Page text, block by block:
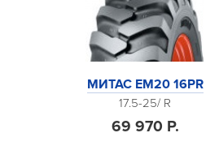
МИТАС EM20 16PR
17.5-25/ R
69 970 Р.